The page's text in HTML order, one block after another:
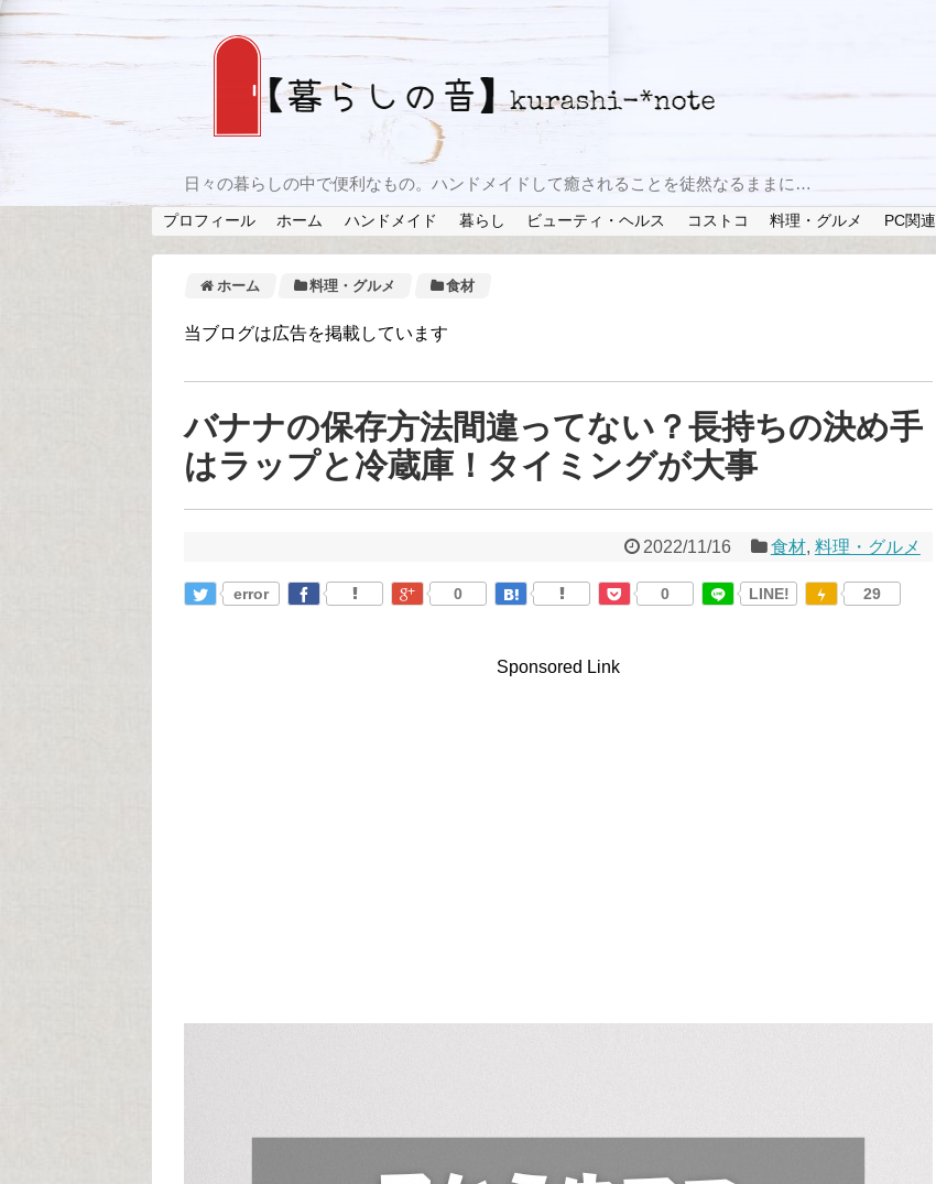
日々の暮らしの中で便利なもの。ハンドメイドして癒されることを徒然なるままに…
プロフィール ホーム ハンドメイド 暮らし ビューティ・ヘルス コストコ 料理・グルメ PC関連
ホーム 料理・グルメ 食材
当ブログは広告を掲載しています
バナナの保存方法間違ってない？長持ちの決め手
はラップと冷蔵庫！タイミングが大事
2022/11/16 食材, 料理・グルメ
error 0 0 LINE! 29
Sponsored Link